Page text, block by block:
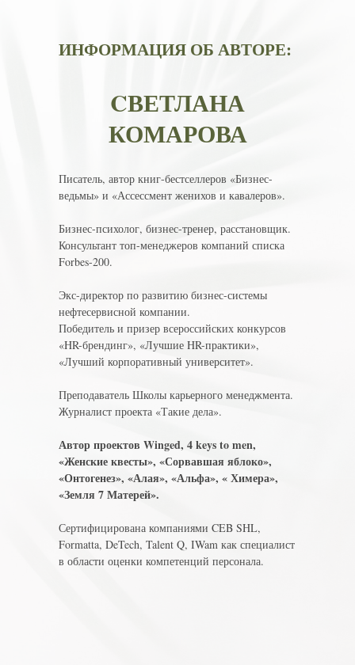
CВЕТЛАНА
КОМАРОВА
Писатель, автор книг-бестселлеров «Бизнес-
ведьмы» и «Ассессмент женихов и кавалеров».
Бизнес-психолог, бизнес-тренер, расстановщик.
Консультант топ-менеджеров компаний списка
Forbes-200.
Экс-директор по развитию бизнес-системы
нефтесервисной компании.
Победитель и призер всероссийских конкурсов
«HR-брендинг», «Лучшие HR-практики»,
«Лучший корпоративный университет».
Преподаватель Школы карьерного менеджмента.
Журналист проекта «Такие дела».
Автор проектов Winged, 4 keys to men,
«Женские квесты», «Сорвавшая яблоко»,
«Онтогенез», «Алая», «Альфа», « Химера»,
«Земля 7 Матерей».
Сертифицирована компаниями CEB SHL,
Formatta, DeTech, Talent Q, IWam как специалист
в области оценки компетенций персонала.
ИНФОРМАЦИЯ ОБ АВТОРЕ: